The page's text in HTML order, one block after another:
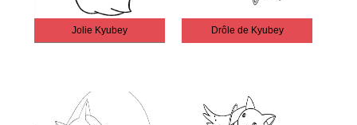
Jolie Kyubey Drôle de Kyubey